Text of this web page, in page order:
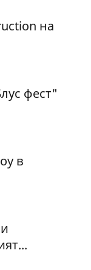
на
фест"
в